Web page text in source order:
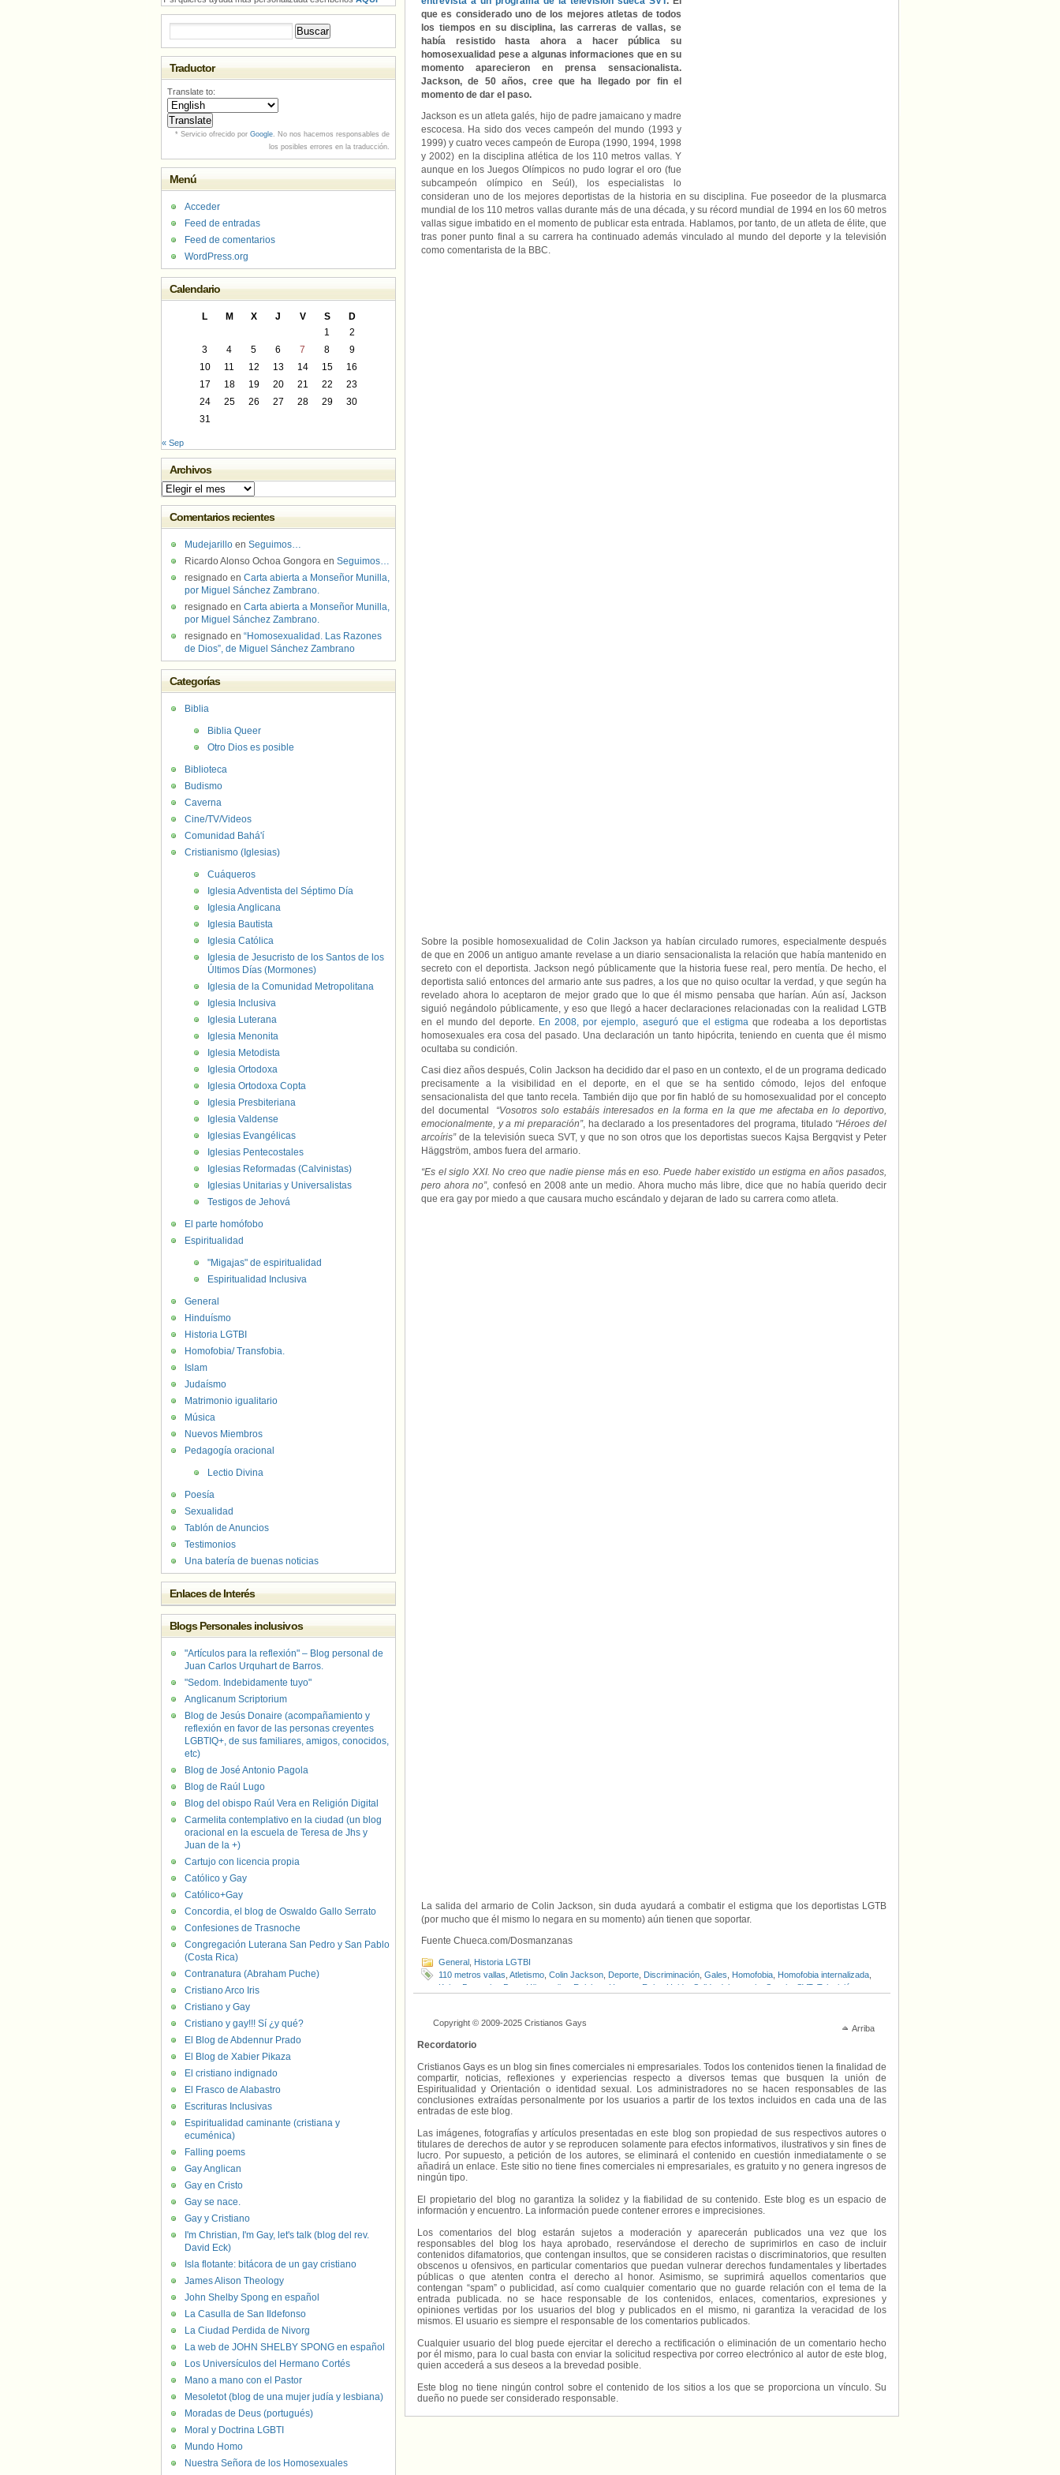
que es considerado uno de los mejores atletas de todos
los tiempos en su disciplina, las carreras de vallas, se
había resistido hasta ahora a hacer pública su
homosexualidad pese a algunas informaciones que en su
momento aparecieron en prensa sensacionalista.
Jackson, de 50 años, cree que ha llegado por fin el
momento de dar el paso.
Jackson es un atleta galés, hijo de padre jamaicano y madre
escocesa. Ha sido dos veces campeón del mundo (1993 y
1999) y cuatro veces campeón de Europa (1990, 1994, 1998
y 2002) en la disciplina atlética de los 110 metros vallas. Y
aunque en los Juegos Olímpicos no pudo lograr el oro (fue
subcampeón olímpico en Seúl), los especialistas lo
consideran uno de los mejores deportistas de la historia en su disciplina. Fue poseedor de la plusmarca
mundial de los 110 metros vallas durante más de una década, y su récord mundial de 1994 en los 60 metros
vallas sigue imbatido en el momento de publicar esta entrada. Hablamos, por tanto, de un atleta de élite, que
tras poner punto final a su carrera ha continuado además vinculado al mundo del deporte y la televisión
como comentarista de la BBC.
Sobre la posible homosexualidad de Colin Jackson ya habían circulado rumores, especialmente después
de que en 2006 un antiguo amante revelase a un diario sensacionalista la relación que había mantenido en
secreto con el deportista. Jackson negó públicamente que la historia fuese real, pero mentía. De hecho, el
deportista salió entonces del armario ante sus padres, a los que no quiso ocultar la verdad, y que según ha
revelado ahora lo aceptaron de mejor grado que lo que él mismo pensaba que harían. Aún así, Jackson
siguió negándolo públicamente, y eso que llegó a hacer declaraciones relacionadas con la realidad LGTB
en el mundo del deporte. En 2008, por ejemplo, aseguró que el estigmaque rodeaba a los deportistas
homosexuales era cosa del pasado. Una declaración un tanto hipócrita, teniendo en cuenta que él mismo
ocultaba su condición.
Casi diez años después, Colin Jackson ha decidido dar el paso en un contexto, el de un programa dedicado
precisamente a la visibilidad en el deporte, en el que se ha sentido cómodo, lejos del enfoque
sensacionalista del que tanto recela. También dijo que por fin habló de su homosexualidad por el concepto
del documental “Vosotros solo estabáis interesados en la forma en la que me afectaba en lo deportivo,
emocionalmente, y a mi preparación”, ha declarado a los presentadores del programa, titulado “Héroes del
arcoíris”de la televisión sueca SVT, y que no son otros que los deportistas suecos Kajsa Bergqvist y Peter
Häggström, ambos fuera del armario.
“Es el siglo XXI. No creo que nadie piense más en eso. Puede haber existido un estigma en años pasados,
pero ahora no”, confesó en 2008 ante un medio. Ahora mucho más libre, dice que no había querido decir
que era gay por miedo a que causara mucho escándalo y dejaran de lado su carrera como atleta.
La salida del armario de Colin Jackson, sin duda ayudará a combatir el estigma que los deportistas LGTB
(por mucho que él mismo lo negara en su momento) aún tienen que soportar.
Fuente Chueca.com/Dosmanzanas
General Historia LGTBI
110 metros vallas Atletismo Colin Jackson Deporte Discriminación Gales Homofobia Homofobia internalizada
Kajsa Bergqvist
Peter Häggström Rainbow Heroes Reino Unido Salida del armario Suecia SVT, Televisión
Arriba
Copyright © 2009-2025 Cristianos Gays
Recordatorio
Cristianos Gays es un blog sin fines comerciales ni empresariales. Todos los contenidos tienen la finalidad de
compartir, noticias, reflexiones y experiencias respecto a diversos temas que busquen la unión de
Espiritualidad y Orientación o identidad sexual. Los administradores no se hacen responsables de las
conclusiones extraídas personalmente por los usuarios a partir de los textos incluidos en cada una de las
entradas de este blog.
Las imágenes, fotografías y artículos presentadas en este blog son propiedad de sus respectivos autores o
titulares de derechos de autor y se reproducen solamente para efectos informativos, ilustrativos y sin fines de
lucro. Por supuesto, a petición de los autores, se eliminará el contenido en cuestión inmediatamente o se
añadirá un enlace. Este sitio no tiene fines comerciales ni empresariales, es gratuito y no genera ingresos de
ningún tipo.
El propietario del blog no garantiza la solidez y la fiabilidad de su contenido. Este blog es un espacio de
información y encuentro. La información puede contener errores e imprecisiones.
Los comentarios del blog estarán sujetos a moderación y aparecerán publicados una vez que los
responsables del blog los haya aprobado, reservándose el derecho de suprimirlos en caso de incluir
contenidos difamatorios, que contengan insultos, que se consideren racistas o discriminatorios, que resulten
obscenos u ofensivos, en particular comentarios que puedan vulnerar derechos fundamentales y libertades
públicas o que atenten contra el derecho al honor. Asimismo, se suprimirá aquellos comentarios que
contengan “spam” o publicidad, así como cualquier comentario que no guarde relación con el tema de la
entrada publicada. no se hace responsable de los contenidos, enlaces, comentarios, expresiones y
opiniones vertidas por los usuarios del blog y publicados en el mismo, ni garantiza la veracidad de los
mismos. El usuario es siempre el responsable de los comentarios publicados.
Cualquier usuario del blog puede ejercitar el derecho a rectificación o eliminación de un comentario hecho
por él mismo, para lo cual basta con enviar la solicitud respectiva por correo electrónico al autor de este blog,
quien accederá a sus deseos a la brevedad posible.
Este blog no tiene ningún control sobre el contenido de los sitios a los que se proporciona un vínculo. Su
dueño no puede ser considerado responsable.
Traductor
Translate to:
* Servicio ofrecido por Google. No nos hacemos responsables de
los posibles errores en la traducción.
Menú
Acceder
Feed de entradas
Feed de comentarios
WordPress.org
Calendario
L M X J V S
D
1
2
3
4 5 6 7 8
9
10
11 12 13 14 15
16
17
18 19 20 21 22
23
24
25 26 27 28 29
30
31
« Sep
Archivos
Archivos
Comentarios recientes
Mudejarillo en Seguimos…
Ricardo Alonso Ochoa Gongora en Seguimos…
resignado en Carta abierta a Monseñor Munilla,
por Miguel Sánchez Zambrano.
resignado en Carta abierta a Monseñor Munilla,
por Miguel Sánchez Zambrano.
resignado en “Homosexualidad. Las Razones
de Dios”, de Miguel Sánchez Zambrano
Categorías
Biblia
Biblia Queer
Otro Dios es posible
Biblioteca
Budismo
Caverna
Cine/TV/Videos
Comunidad Bahá'í
Cristianismo (Iglesias)
Cuáqueros
Iglesia Adventista del Séptimo Día
Iglesia Anglicana
Iglesia Bautista
Iglesia Católica
Iglesia de Jesucristo de los Santos de los
Últimos Días (Mormones)
Iglesia de la Comunidad Metropolitana
Iglesia Inclusiva
Iglesia Luterana
Iglesia Menonita
Iglesia Metodista
Iglesia Ortodoxa
Iglesia Ortodoxa Copta
Iglesia Presbiteriana
Iglesia Valdense
Iglesias Evangélicas
Iglesias Pentecostales
Iglesias Reformadas (Calvinistas)
Iglesias Unitarias y Universalistas
Testigos de Jehová
El parte homófobo
Espiritualidad
"Migajas" de espiritualidad
Espiritualidad Inclusiva
General
Hinduísmo
Historia LGTBI
Homofobia/ Transfobia.
Islam
Judaísmo
Matrimonio igualitario
Música
Nuevos Miembros
Pedagogía oracional
Lectio Divina
Poesía
Sexualidad
Tablón de Anuncios
Testimonios
Una batería de buenas noticias
Enlaces de Interés
Blogs Personales inclusivos
"Artículos para la reflexión" – Blog personal de
Juan Carlos Urquhart de Barros.
"Sedom. Indebidamente tuyo"
Anglicanum Scriptorium
Blog de Jesús Donaire (acompañamiento y
reflexión en favor de las personas creyentes
LGBTIQ+, de sus familiares, amigos, conocidos,
etc)
Blog de José Antonio Pagola
Blog de Raúl Lugo
Blog del obispo Raúl Vera en Religión Digital
Carmelita contemplativo en la ciudad (un blog
oracional en la escuela de Teresa de Jhs y
Juan de la +)
Cartujo con licencia propia
Católico y Gay
Católico+Gay
Concordia, el blog de Oswaldo Gallo Serrato
Confesiones de Trasnoche
Congregación Luterana San Pedro y San Pablo
(Costa Rica)
Contranatura (Abraham Puche)
Cristiano Arco Iris
Cristiano y Gay
Cristiano y gay!!! Sí ¿y qué?
El Blog de Abdennur Prado
El Blog de Xabier Pikaza
El cristiano indignado
El Frasco de Alabastro
Escrituras Inclusivas
Espiritualidad caminante (cristiana y
ecuménica)
Falling poems
Gay Anglican
Gay en Cristo
Gay se nace.
Gay y Cristiano
I'm Christian, I'm Gay, let's talk (blog del rev.
David Eck)
Isla flotante: bitácora de un gay cristiano
James Alison Theology
John Shelby Spong en español
La Casulla de San Ildefonso
La Ciudad Perdida de Nivorg
La web de JOHN SHELBY SPONG en español
Los Universículos del Hermano Cortés
Mano a mano con el Pastor
Mesoletot (blog de una mujer judía y lesbiana)
Moradas de Deus (portugués)
Moral y Doctrina LGBTI
Mundo Homo
Nuestra Señora de los Homosexuales